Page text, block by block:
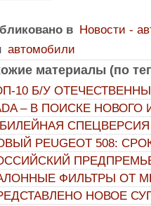
в Новости -
автомобили
материалы (по
10 Б/У
– В ПОИСКЕ НОВОГО
СПЕЦВЕРСИЯ
PEUGEOT 508:
ФИЛЬТРЫ ОТ
НОВОЕ